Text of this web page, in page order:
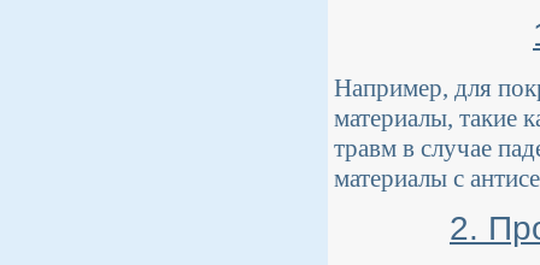
Например, для
материалы, такие
травм в случае
материалы с
2.